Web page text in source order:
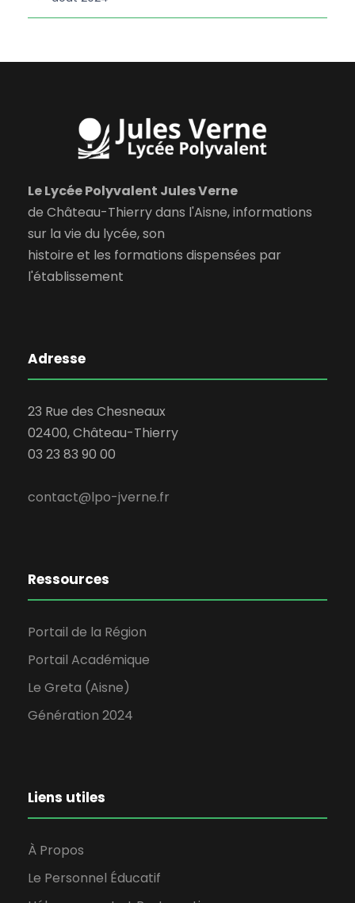
Le Lycée Polyvalent Jules Verne
de Château-Thierry dans l'Aisne, informations
sur la vie du lycée, son
histoire et les formations dispensées par
l'établissement
Adresse
23 Rue des Chesneaux
02400, Château-Thierry
03 23 83 90 00
contact@lpo-jverne.fr
Ressources
Portail de la Région
Portail Académique
Le Greta (Aisne)
Génération 2024
Liens utiles
À Propos
Le Personnel Éducatif